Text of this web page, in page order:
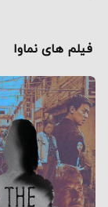
فیلم های نماوا